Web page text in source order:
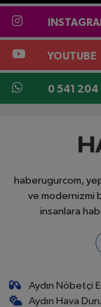
YOUTUBE
0 541 204
haberugurcom,
ve modernizmi
insanlara
Aydın Nöbetçi
Aydın Hava